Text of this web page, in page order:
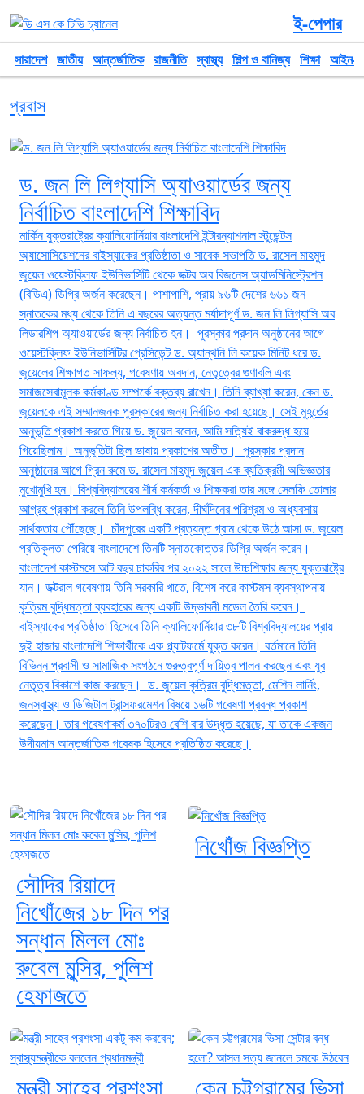
ই-পেপার
সারাদেশ জাতীয় আন্তর্জাতিক রাজনীতি স্বাস্থ্য শিল্প ও বানিজ্য শিক্ষা আইন-
প্রবাস
‎ড. জন লি লিগ্যাসি অ্যাওয়ার্ডের জন্য
নির্বাচিত বাংলাদেশি শিক্ষাবিদ
মার্কিন যুক্তরাষ্ট্রের ক্যালিফোর্নিয়ার বাংলাদেশি ইন্টারন্যাশনাল স্টুডেন্টস
অ্যাসোসিয়েশনের বাইস্যাকের প্রতিষ্ঠাতা ও সাবেক সভাপতি ড. রাসেল মাহমুদ
জুয়েল ওয়েস্টক্লিফ ইউনিভার্সিটি থেকে ডক্টর অব বিজনেস অ্যাডমিনিস্ট্রেশন
(বিডিএ) ডিগ্রি অর্জন করেছেন। পাশাপাশি, প্রায় ৯৬টি দেশের ৬৬১ জন
স্নাতকের মধ্য থেকে তিনি এ বছরের অত্যন্ত মর্যাদাপূর্ণ ড. জন লি লিগ্যাসি অব
লিডারশিপ অ্যাওয়ার্ডের জন্য নির্বাচিত হন। ‎ ‎পুরস্কার প্রদান অনুষ্ঠানের আগে
ওয়েস্টক্লিফ ইউনিভার্সিটির প্রেসিডেন্ট ড. অ্যান্থনি লি কয়েক মিনিট ধরে ড.
জুয়েলের শিক্ষাগত সাফল্য, গবেষণায় অবদান, নেতৃত্বের গুণাবলি এবং
সমাজসেবামূলক কর্মকাণ্ড সম্পর্কে বক্তব্য রাখেন। তিনি ব্যাখ্যা করেন, কেন ড.
জুয়েলকে এই সম্মানজনক পুরস্কারের জন্য নির্বাচিত করা হয়েছে। সেই মুহূর্তের
অনুভূতি প্রকাশ করতে গিয়ে ড. জুয়েল বলেন, আমি সত্যিই বাকরুদ্ধ হয়ে
গিয়েছিলাম। অনুভূতিটা ছিল ভাষায় প্রকাশের অতীত। ‎ ‎পুরস্কার প্রদান
অনুষ্ঠানের আগে গ্রিন রুমে ড. রাসেল মাহমুদ জুয়েল এক ব্যতিক্রমী অভিজ্ঞতার
মুখোমুখি হন। বিশ্ববিদ্যালয়ের শীর্ষ কর্মকর্তা ও শিক্ষকরা তার সঙ্গে সেলফি তোলার
আগ্রহ প্রকাশ করলে তিনি উপলব্ধি করেন, দীর্ঘদিনের পরিশ্রম ও অধ্যবসায়
সার্থকতায় পৌঁছেছে। ‎ ‎চাঁদপুরের একটি প্রত্যন্ত গ্রাম থেকে উঠে আসা ড. জুয়েল
প্রতিকূলতা পেরিয়ে বাংলাদেশে তিনটি স্নাতকোত্তর ডিগ্রি অর্জন করেন।
বাংলাদেশ কাস্টমসে আট বছর চাকরির পর ২০২২ সালে উচ্চশিক্ষার জন্য যুক্তরাষ্ট্রে
যান। ডক্টরাল গবেষণায় তিনি সরকারি খাতে, বিশেষ করে কাস্টমস ব্যবস্থাপনায়
কৃত্রিম বুদ্ধিমত্তা ব্যবহারের জন্য একটি উদ্ভাবনী মডেল তৈরি করেন। ‎
‎বাইস্যাকের প্রতিষ্ঠাতা হিসেবে তিনি ক্যালিফোর্নিয়ার ৩৮টি বিশ্ববিদ্যালয়ের প্রায়
দুই হাজার বাংলাদেশি শিক্ষার্থীকে এক প্ল্যাটফর্মে যুক্ত করেন। বর্তমানে তিনি
বিভিন্ন প্রবাসী ও সামাজিক সংগঠনে গুরুত্বপূর্ণ দায়িত্ব পালন করছেন এবং যুব
নেতৃত্ব বিকাশে কাজ করছেন। ‎ ‎ড. জুয়েল কৃত্রিম বুদ্ধিমত্তা, মেশিন লার্নিং,
জনস্বাস্থ্য ও ডিজিটাল ট্রান্সফরমেশন বিষয়ে ১৬টি গবেষণা প্রবন্ধ প্রকাশ
করেছেন। তার গবেষণাকর্ম ৩৭০টিরও বেশি বার উদ্ধৃত হয়েছে, যা তাকে একজন
উদীয়মান আন্তর্জাতিক গবেষক হিসেবে প্রতিষ্ঠিত করেছে।
সৌদির রিয়াদে
নিখোঁজের ১৮ দিন পর
সন্ধান মিলল মোঃ
রুবেল মুন্সির, পুলিশ
হেফাজতে
নিখোঁজ বিজ্ঞপ্তি
মন্ত্রী সাহেব প্রশংসা
কেন চট্টগ্রামের ভিসা